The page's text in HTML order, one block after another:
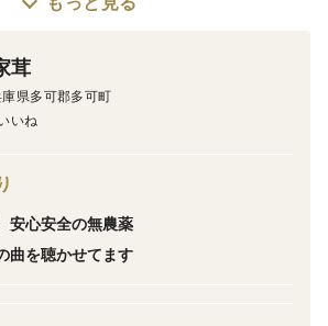
ずが着いてあります。
す。
発送にはタイムラグがあります。
は最短で手続きを進めさせていただ
茸
庫県多可郡多可町
いね
安心安全の無農薬
曲を聴かせてます